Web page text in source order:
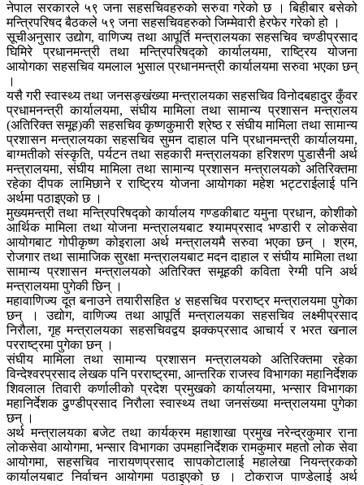
नेपाल सरकारले ५९ जना सहसचिवहरुको सरुवा गरेको छ । बिहीबार बसेको
मन्त्रिपरिषद बैठकले ५९ जना सहसचिवहरुको जिम्मेवारी हेरफेर गरेको हो ।
सूचीअनुसार उद्योग, वाणिज्य तथा आपूर्ति मन्त्रालयका सहसचिव चण्डीप्रसाद
घिमिरे प्रधानमन्त्री तथा मन्त्रिपरिषद्को कार्यालयमा, राष्ट्रिय योजना
आयोगका सहसचिव यमलाल भुसाल प्रधानमन्त्री कार्यालयमा सरुवा भएका छन्
।
यसै गरी स्वास्थ्य तथा जनसङ्खंख्या मन्त्रालयका सहसचिव विनोदबहादुर कुँवर
प्रधामनन्त्री कार्यालयमा, संघीय मामिला तथा सामान्य प्रशासन मन्त्रालय
(अतिरिक्त समूह)की सहसचिव कृष्णकुमारी श्रेष्ठ र संघीय मामिला तथा सामान्य
प्रशासन मन्त्रालयका सहसचिव सुमन दाहाल पनि प्रधानमन्त्री कार्यालयमा,
बाग्मतीको संस्कृति, पर्यटन तथा सहकारी मन्त्रालयका हरिशरण पुडासैनी अर्थ
मन्त्रालयमा, संघीय मामिला तथा सामान्य प्रशासन मन्त्रालयको अतिरिक्तमा
रहेका दीपक लामिछाने र राष्ट्रिय योजना आयोगका महेश भट्टराईलाई पनि
अर्थमा पठाइएको छ ।
मुख्यमन्त्री तथा मन्त्रिपरिषद्को कार्यालय गण्डकीबाट यमुना प्रधान, कोशीको
आर्थिक मामिला तथा योजना मन्त्रालयबाट श्यामप्रसाद भण्डारी र लोकसेवा
आयोगबाट गोपीकृष्ण कोइराला अर्थ मन्त्रालयमै सरुवा भएका छन् । श्रम,
रोजगार तथा सामाजिक सुरक्षा मन्त्रालयबाट मदन दाहाल र संघीय मामिला तथा
सामान्य प्रशासन मन्त्रालयको अतिरिक्त समूहकी कविता रेग्मी पनि अर्थ
मन्त्रालयमा पुगेकी छिन् ।
महावाणिज्य दूत बनाउने तयारीसहित ४ सहसचिव परराष्ट्र मन्त्रालयमा पुगेका
छन् । उद्योग, वाणिज्य तथा आपूर्ति मन्त्रालयका सहसचिव लक्ष्मीप्रसाद
निरौला, गृह मन्त्रालयका सहसचिवद्वय झक्कप्रसाद आचार्य र भरत खनाल
परराष्ट्रमा पुगेका छन् ।
संघीय मामिला तथा सामान्य प्रशासन मन्त्रालयको अतिरिक्तमा रहेका
विन्देश्वरप्रसाद लेखक पनि परराष्ट्रमा, आन्तरिक राजस्व विभागका महानिर्देशक
शिवलाल तिवारी कर्णालीको प्रदेश प्रमुखको कार्यालयमा, भन्सार विभागका
महानिर्देशक ढुण्डीप्रसाद निरौला स्वास्थ्य तथा जनसंख्या मन्त्रालयमा पुगेका
छन् ।
अर्थ मन्त्रालयका बजेट तथा कार्यक्रम महाशाखा प्रमुख नरेन्द्रकुमार राना
लोकसेवा आयोगमा, भन्सार विभागका उपमहानिर्देशक रामकुमार महतो लोक सेवा
आयोगमा, सहसचिव नारायणप्रसाद सापकोटालाई महालेखा नियन्त्रकको
कार्यालयबाट निर्वाचन आयोगमा पठाइएको छ । टोकराज पाण्डेलाई अर्थ